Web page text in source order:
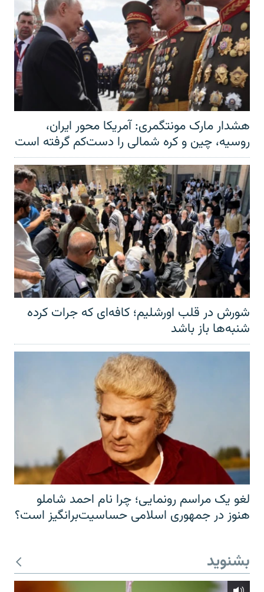
هشدار مارک مونتگمری: آمریکا محور ایران،
روسیه، چین و کره شمالی را دست‌کم گرفته است
شورش در قلب اورشلیم؛ کافه‌ای که جرات کرده
شنبه‌ها باز باشد
لغو یک مراسم رونمایی؛ چرا نام احمد شاملو
هنوز در جمهوری اسلامی حساسیت‌برانگیز است؟
بشنوید